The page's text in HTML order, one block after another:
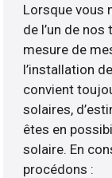
Lorsque vous
de l’un de
mesure de
l’installation
convient
solaires,
êtes en
solaire. En
procédons :